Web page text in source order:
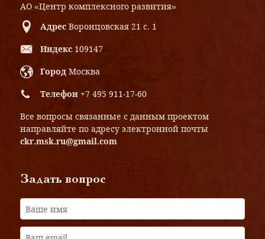
АО «Центр комплексного развития»
Адрес Воронцовская 21 с. 1
Индекс 109147
Город Москва
Телефон +7 495 911-17-60
Все вопросы связанные с данным проектом
направляйте по адресу электронной почты
ckr.msk.ru@gmail.com
Задать вопрос